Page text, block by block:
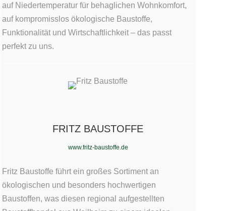
auf Niedertemperatur für behaglichen Wohnkomfort,
auf kompromisslos ökologische Baustoffe,
Funktionalität und Wirtschaftlichkeit – das passt
perfekt zu uns.
FRITZ BAUSTOFFE
www.fritz-baustoffe.de
Fritz Baustoffe führt ein großes Sortiment an
ökologischen und besonders hochwertigen
Baustoffen, was diesen regional aufgestellten